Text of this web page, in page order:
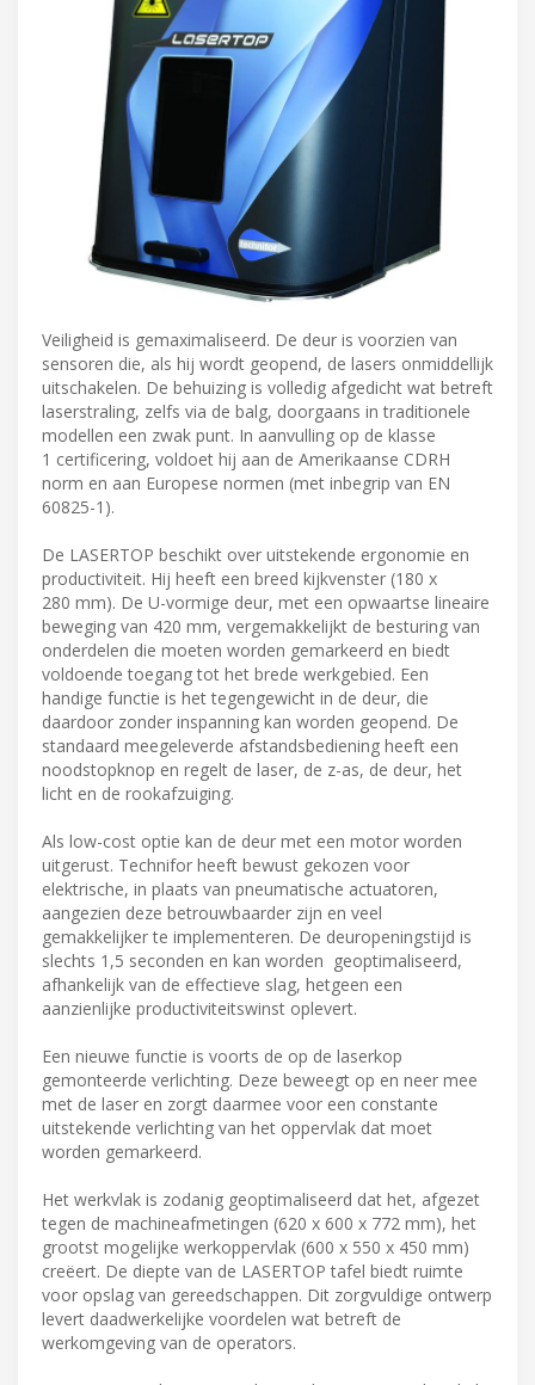
Veiligheid is gemaximaliseerd. De deur is voorzien van
sensoren die, als hij wordt geopend, de lasers onmiddellijk
uitschakelen. De behuizing is volledig afgedicht wat betreft
laserstraling, zelfs via de balg, doorgaans in traditionele
modellen een zwak punt. In aanvulling op de klasse
1 certificering, voldoet hij aan de Amerikaanse CDRH
norm en aan Europese normen (met inbegrip van EN
60825-1).
De LASERTOP beschikt over uitstekende ergonomie en
productiviteit. Hij heeft een breed kijkvenster (180 x
280 mm). De U-vormige deur, met een opwaartse lineaire
beweging van 420 mm, vergemakkelijkt de besturing van
onderdelen die moeten worden gemarkeerd en biedt
voldoende toegang tot het brede werkgebied. Een
handige functie is het tegengewicht in de deur, die
daardoor zonder inspanning kan worden geopend. De
standaard meegeleverde afstandsbediening heeft een
noodstopknop en regelt de laser, de z-as, de deur, het
licht en de rookafzuiging.
Als low-cost optie kan de deur met een motor worden
uitgerust. Technifor heeft bewust gekozen voor
elektrische, in plaats van pneumatische actuatoren,
aangezien deze betrouwbaarder zijn en veel
gemakkelijker te implementeren. De deuropeningstijd is
slechts 1,5 seconden en kan worden geoptimaliseerd,
afhankelijk van de effectieve slag, hetgeen een
aanzienlijke productiviteitswinst oplevert.
Een nieuwe functie is voorts de op de laserkop
gemonteerde verlichting. Deze beweegt op en neer mee
met de laser en zorgt daarmee voor een constante
uitstekende verlichting van het oppervlak dat moet
worden gemarkeerd.
Het werkvlak is zodanig geoptimaliseerd dat het, afgezet
tegen de machineafmetingen (620 x 600 x 772 mm), het
grootst mogelijke werkoppervlak (600 x 550 x 450 mm)
creëert. De diepte van de LASERTOP tafel biedt ruimte
voor opslag van gereedschappen. Dit zorgvuldige ontwerp
levert daadwerkelijke voordelen wat betreft de
werkomgeving van de operators.